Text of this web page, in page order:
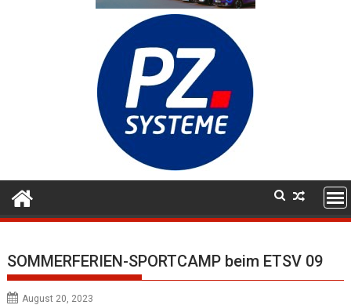
SOMMERFERIEN-SPORTCAMP beim ETSV 09
August 20, 2023